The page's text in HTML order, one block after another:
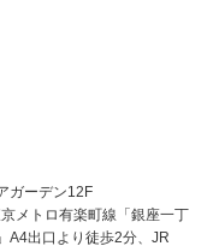
ガーデン12F
メトロ有楽町線「銀座一丁
A4出口より徒歩2分、JR